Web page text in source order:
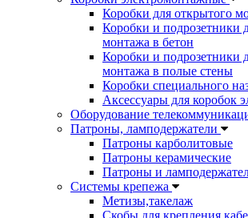
Коробки для открытого
Коробки и подрозетники
монтажа в бетон
Коробки и подрозетники
монтажа в полые стены
Коробки специального
Аксессуары для коробок
Оборудование
Патроны, ламподержатели
Патроны карболитовые
Патроны керамические
Патроны и
Системы крепежа
Метизы,такелаж
Скобы для крепления